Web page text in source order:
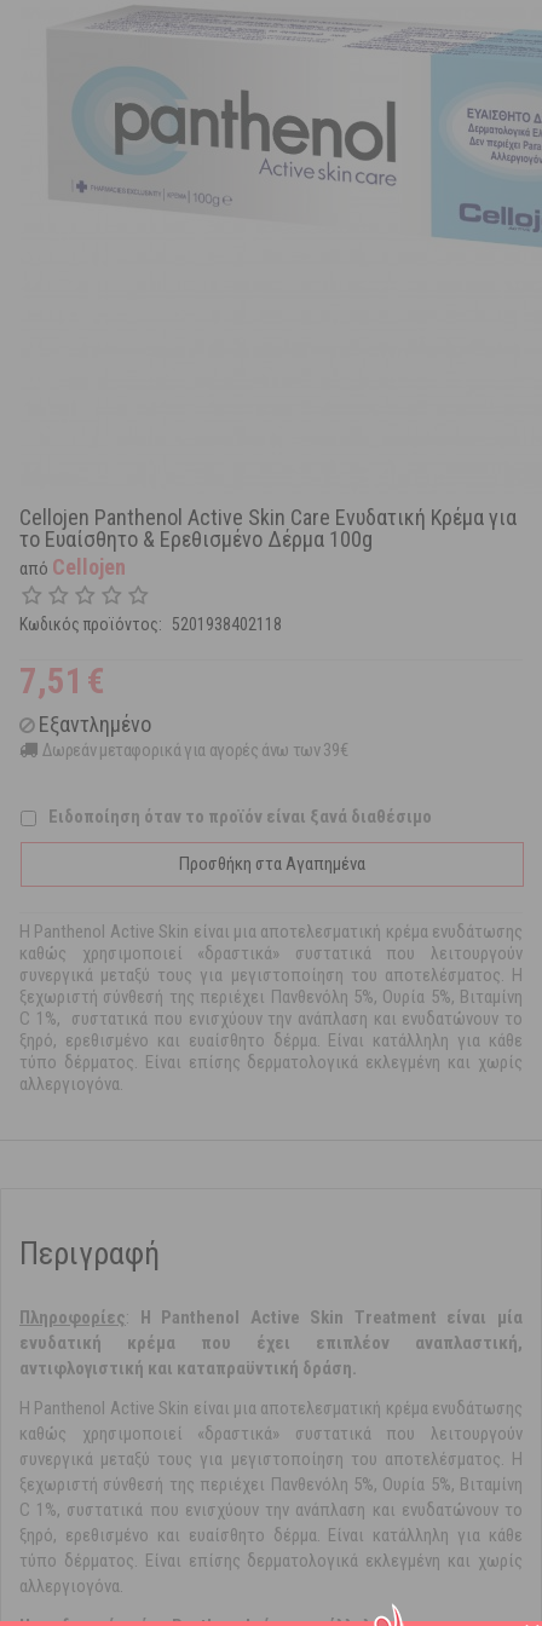
Cellojen Panthenol Active Skin Care Ενυδατική Κρέμα για
το Ευαίσθητο & Ερεθισμένο Δέρμα 100g
από Cellojen
Κωδικός προϊόντος: 5201938402118
7,51 €
Εξαντλημένο
Δωρεάν μεταφορικά για αγορές άνω των 39€
Ειδοποίηση όταν το προϊόν είναι ξανά διαθέσιμο
Προσθήκη στα Αγαπημένα
Η Panthenol Active Skin είναι μια αποτελεσματική κρέμα ενυδάτωσης
καθώς χρησιμοποιεί «δραστικά» συστατικά που λειτουργούν
συνεργικά μεταξύ τους για μεγιστοποίηση του αποτελέσματος. Η
ξεχωριστή σύνθεσή της περιέχει Πανθενόλη 5%, Ουρία 5%, Βιταμίνη
C 1%, συστατικά που ενισχύουν την ανάπλαση και ενυδατώνουν το
ξηρό, ερεθισμένο και ευαίσθητο δέρμα. Είναι κατάλληλη για κάθε
τύπο δέρματος. Είναι επίσης δερματολογικά εκλεγμένη και χωρίς
αλλεργιογόνα.
Περιγραφή
Πληροφορίες: Η Panthenol Active Skin Treatment είναι μία
ενυδατική κρέμα που έχει επιπλέον αναπλαστική,
αντιφλογιστική και καταπραϋντική δράση.
Η Panthenol Active Skin είναι μια αποτελεσματική κρέμα ενυδάτωσης
καθώς χρησιμοποιεί «δραστικά» συστατικά που λειτουργούν
συνεργικά μεταξύ τους για μεγιστοποίηση του αποτελέσματος. Η
ξεχωριστή σύνθεσή της περιέχει Πανθενόλη 5%, Ουρία 5%, Βιταμίνη
C 1%, συστατικά που ενισχύουν την ανάπλαση και ενυδατώνουν το
ξηρό, ερεθισμένο και ευαίσθητο δέρμα. Είναι κατάλληλη για κάθε
τύπο δέρματος. Είναι επίσης δερματολογικά εκλεγμένη και χωρίς
αλλεργιογόνα.